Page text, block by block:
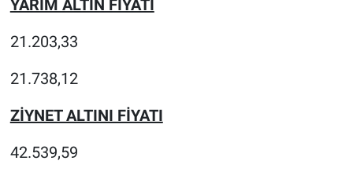
YARIM ALTIN FİYATI
21.203,33
21.738,12
ZİYNET ALTINI FİYATI
42.539,59